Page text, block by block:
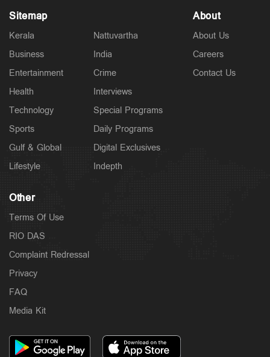
Sitemap
Kerala
Business
Entertainment
Health
Technology
Sports
Gulf & Global
Lifestyle
Nattuvartha
India
Crime
Interviews
Special Programs
Daily Programs
Digital Exclusives
Indepth
About
About Us
Careers
Contact Us
Other
Terms Of Use
RIO DAS
Complaint Redressal
Privacy
FAQ
Media Kit